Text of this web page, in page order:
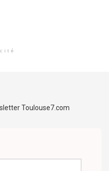
Toulouse7.com